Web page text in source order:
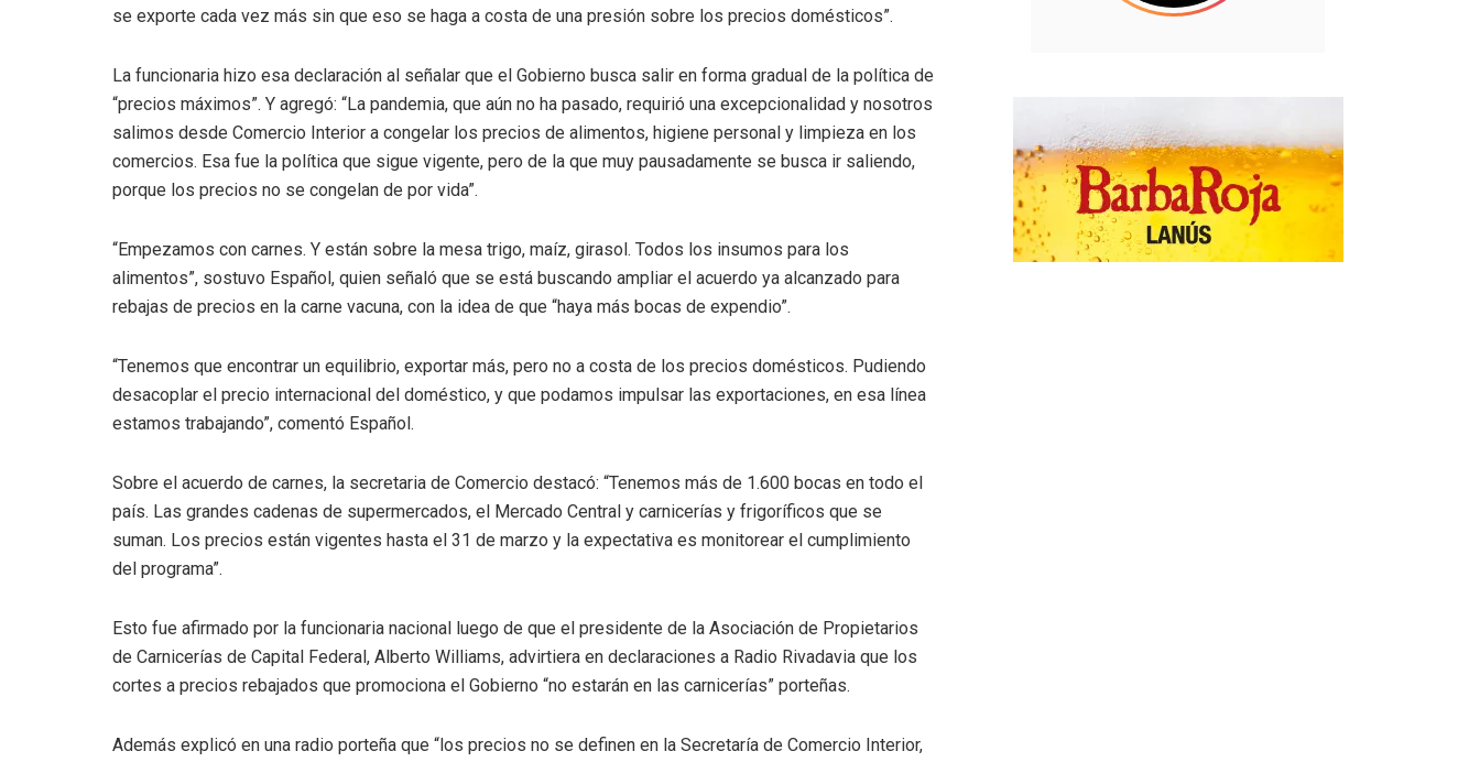
se exporte cada vez más sin que eso se haga a costa de una presión sobre los precios domésticos”.
La funcionaria hizo esa declaración al señalar que el Gobierno busca salir en forma gradual de la política de
“precios máximos”. Y agregó: “La pandemia, que aún no ha pasado, requirió una excepcionalidad y nosotros
salimos desde Comercio Interior a congelar los precios de alimentos, higiene personal y limpieza en los
comercios. Esa fue la política que sigue vigente, pero de la que muy pausadamente se busca ir saliendo,
porque los precios no se congelan de por vida”.
“Empezamos con carnes. Y están sobre la mesa trigo, maíz, girasol. Todos los insumos para los
alimentos”, sostuvo Español, quien señaló que se está buscando ampliar el acuerdo ya alcanzado para
rebajas de precios en la carne vacuna, con la idea de que “haya más bocas de expendio”.
“Tenemos que encontrar un equilibrio, exportar más, pero no a costa de los precios domésticos. Pudiendo
desacoplar el precio internacional del doméstico, y que podamos impulsar las exportaciones, en esa línea
estamos trabajando”, comentó Español.
Sobre el acuerdo de carnes, la secretaria de Comercio destacó: “Tenemos más de 1.600 bocas en todo el
país. Las grandes cadenas de supermercados, el Mercado Central y carnicerías y frigoríficos que se
suman. Los precios están vigentes hasta el 31 de marzo y la expectativa es monitorear el cumplimiento
del programa”.
Esto fue afirmado por la funcionaria nacional luego de que el presidente de la Asociación de Propietarios
de Carnicerías de Capital Federal, Alberto Williams, advirtiera en declaraciones a Radio Rivadavia que los
cortes a precios rebajados que promociona el Gobierno “no estarán en las carnicerías” porteñas.
Además explicó en una radio porteña que “los precios no se definen en la Secretaría de Comercio Interior,